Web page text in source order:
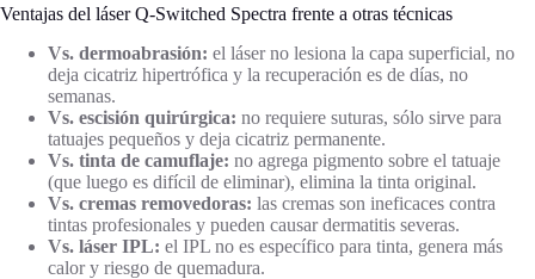
Ventajas del láser Q-Switched Spectra frente a otras técnicas
Vs. dermoabrasión: el láser no lesiona la capa superficial, no
deja cicatriz hipertrófica y la recuperación es de días, no
semanas.
Vs. escisión quirúrgica: no requiere suturas, sólo sirve para
tatuajes pequeños y deja cicatriz permanente.
Vs. tinta de camuflaje: no agrega pigmento sobre el tatuaje
(que luego es difícil de eliminar), elimina la tinta original.
Vs. cremas removedoras: las cremas son ineficaces contra
tintas profesionales y pueden causar dermatitis severas.
Vs. láser IPL: el IPL no es específico para tinta, genera más
calor y riesgo de quemadura.